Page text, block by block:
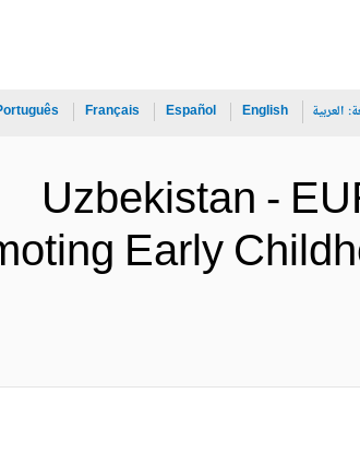
العربية English
Español
Français
Uzbekistan -
Early